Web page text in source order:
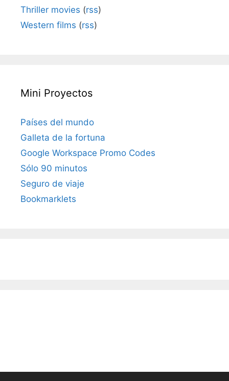
Thriller movies (rss)
Western films (rss)
Mini Proyectos
Países del mundo
Galleta de la fortuna
Google Workspace Promo Codes
Sólo 90 minutos
Seguro de viaje
Bookmarklets